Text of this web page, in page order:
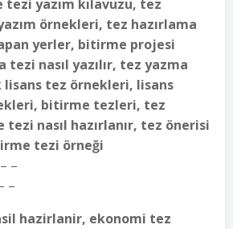
yazım kılavuzu, tez
örnekleri, tez hazırlama
yerler, bitirme projesi
tezi nasıl yazılır, tez yazma
lisans tez örnekleri, lisans
bitirme tezleri, tez
nasıl hazırlanır, tez önerisi
tezi örneği
–
–
hazirlanir, ekonomi tez